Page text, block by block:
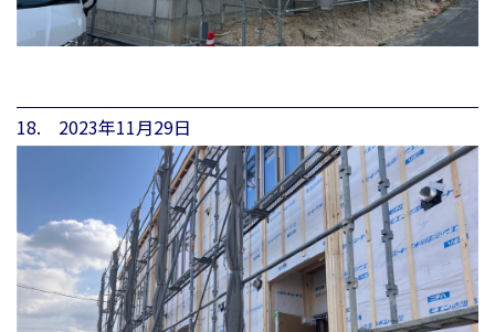
18. 2023年11月29日